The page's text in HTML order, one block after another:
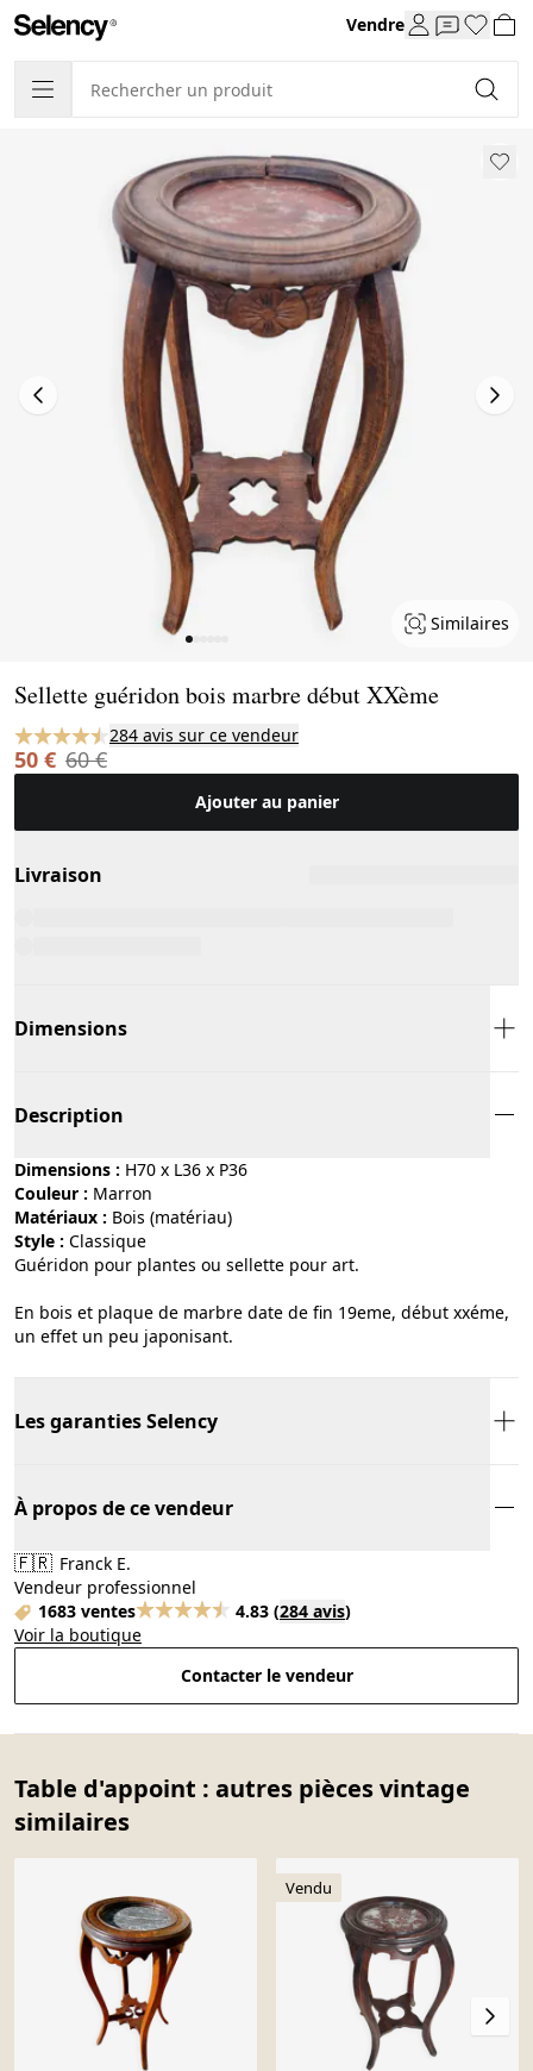
Vendre
Similaires
Sellette guéridon bois marbre début XXème
284 avis sur ce vendeur
50 € 60 €
Ajouter au panier
Livraison
Dimensions
Description
Dimensions : H70 x L36 x P36
Couleur :
marron
Matériaux :
bois (matériau)
Style :
classique
Guéridon pour plantes ou sellette pour art.
En bois et plaque de marbre date de fin 19eme, début xxéme,
un effet un peu japonisant.
Les garanties Selency
À propos de ce vendeur
🇫🇷 Franck E.
Vendeur professionnel
1683 ventes
4.83 (284 avis)
Voir la boutique
Contacter le vendeur
Table d'appoint : autres pièces vintage
similaires
Vendu